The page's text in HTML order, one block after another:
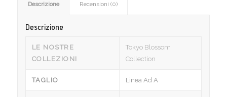
Descrizione Recensioni (0)
Descrizione
LE NOSTRE
COLLEZIONI
Tokyo Blossom
Collection
TAGLIO Linea Ad A